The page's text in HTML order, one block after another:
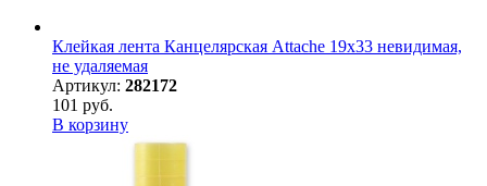
Клейкая лента Канцелярская Attache 19x33 невидимая,
не удаляемая
Артикул: 282172
101 руб.
В корзину